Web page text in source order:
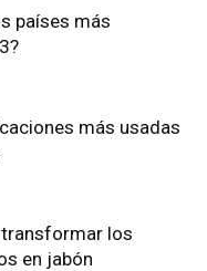
países más
más usadas
los
en jabón